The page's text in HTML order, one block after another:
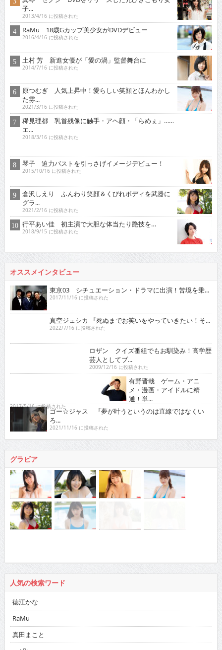
子...
2013/4/16 に投稿された
RaMu 18歳Gカップ美少女がDVDデビュー
2016/4/16 に投稿された
土村 芳 新進女優が「愛の渦」監督舞台に
2014/7/16 に投稿された
原つむぎ 人気上昇中！愛らしい笑顔とほんわかし
た雰...
2021/3/16 に投稿された
稀見理都 乳首残像に触手・アヘ顔・「らめぇ」……
エ...
2018/3/16 に投稿された
2015/10/16 に投稿された
グラ...
2021/2/16 に投稿された
行平あい佳 初主演で大胆な体当たり艶技を…
2018/9/15 に投稿された
オススメインタビュー
東京03 シチュエーション・ドラマに出演！苦境を乗...
2022/7/16 に投稿された
2009/12/16 に投稿された
有野晋哉 ゲーム・アニメ・漫画・アイドルに精通！
2017/5/16 に投稿された
ゴー☆ジャス 『夢が叶うというのは直線ではなくい
ろ...
2021/11/16 に投稿された
グラビア
人気の検索ワード
徳江かな
RaMu
真田まこと
netflix